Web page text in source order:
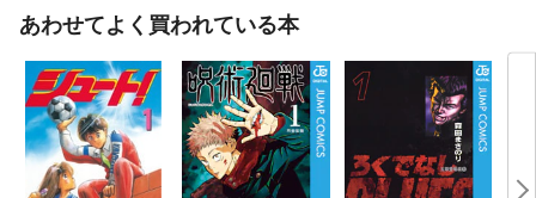
あわせてよく買われている本